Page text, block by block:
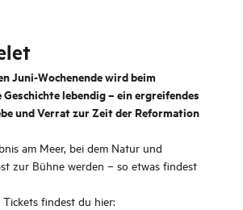
Juni-Wochenende wird beim
lebendig – ein ergreifendes
und Verrat zur Zeit der Reformation
am Meer, bei dem Natur und
zur Bühne werden – so etwas findest
findest du hier: